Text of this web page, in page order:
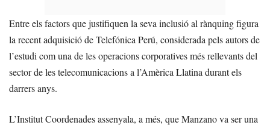
Entre els factors que justifiquen la seva inclusió al rànquing figura
la recent adquisició de Telefónica Perú, considerada pels autors de
l’estudi com una de les operacions corporatives més rellevants del
sector de les telecomunicacions a l’Amèrica Llatina durant els
darrers anys.
L’Institut Coordenades assenyala, a més, que Manzano va ser una